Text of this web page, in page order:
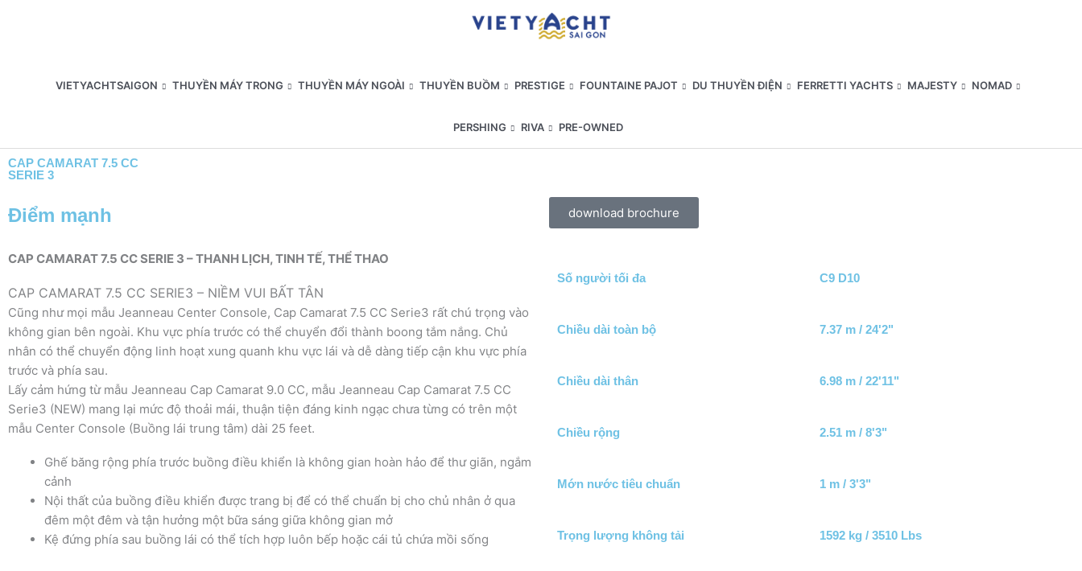
VIETYACHTSAIGON THUYỀN MÁY TRONG THUYỀN MÁY NGOÀI THUYỀN BUỒM PRESTIGE FOUNTAINE PAJOT DU THUYỀN ĐIỆN FERRETTI YACHTS MAJESTY NOMAD
PERSHING RIVA PRE-OWNED
CAP CAMARAT 7.5 CC
SERIE 3
Điểm mạnh
CAP CAMARAT 7.5 CC SERIE 3 – THANH LỊCH, TINH TẾ, THỂ THAO
CAP CAMARAT 7.5 CC SERIE3 – NIỀM VUI BẤT TÂN
Cũng như mọi mẫu Jeanneau Center Console, Cap Camarat 7.5 CC Serie3 rất chú trọng vào
không gian bên ngoài. Khu vực phía trước có thể chuyển đổi thành boong tắm nắng. Chủ
nhân có thể chuyển động linh hoạt xung quanh khu vực lái và dễ dàng tiếp cận khu vực phía
trước và phía sau.
Lấy cảm hứng từ mẫu Jeanneau Cap Camarat 9.0 CC, mẫu Jeanneau Cap Camarat 7.5 CC
Serie3 (NEW) mang lại mức độ thoải mái, thuận tiện đáng kinh ngạc chưa từng có trên một
mẫu Center Console (Buồng lái trung tâm) dài 25 feet.
Ghế băng rộng phía trước buồng điều khiển là không gian hoàn hảo để thư giãn, ngắm
cảnh
Nội thất của buồng điều khiển được trang bị để có thể chuẩn bị cho chủ nhân ở qua
đêm một đêm và tận hưởng một bữa sáng giữa không gian mở
Kệ đứng phía sau buồng lái có thể tích hợp luôn bếp hoặc cái tủ chứa mồi sống
download brochure
Số người tối đa C9 D10
Chiều dài toàn bộ 7.37 m / 24'2"
Chiều dài thân 6.98 m / 22'11"
Chiều rộng 2.51 m / 8'3"
Mớn nước tiêu chuẩn 1 m / 3'3"
Trọng lượng không tải 1592 kg / 3510 Lbs